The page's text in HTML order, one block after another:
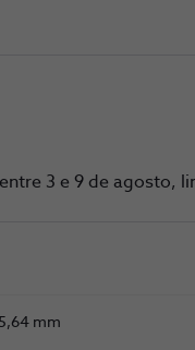
3 e 9 de agosto,
mm